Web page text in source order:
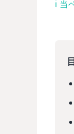
ℹ︎ 当